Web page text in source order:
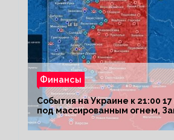
Финансы
События на Украине к 21:00
под массированным огнем,
Киеву ультиматум